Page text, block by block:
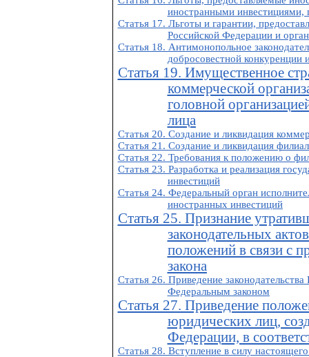
иностранными инвестициями,
Статья 17. Льготы и гарантии,
Российской Федерации и
Статья 18. Антимонопольное
добросовестной
Статья 19. Имущественное
коммерческой
головной
лица
Статья 20. Создание и ликвидация
Статья 21. Создание и ликвидация
Статья 22. Требования к положению о
Статья 23. Разработка и реализация
инвестиций
Статья 24. Федеральный орган
иностранных инвестиций
Статья 25. Признание
законодательных
положений в связи с
закона
Статья 26. Приведение
Федеральным законом
Статья 27. Приведение
юридических лиц,
Федерации, в
Статья 28. Вступление в силу